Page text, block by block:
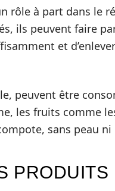
rôle à part dans le
ils peuvent faire
et
peuvent être
les fruits comme
sans peau ni
PRODUITS